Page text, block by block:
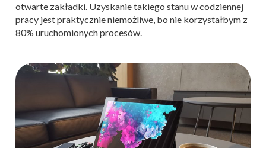
otwarte zakładki. Uzyskanie takiego stanu w codziennej
pracy jest praktycznie niemożliwe, bo nie korzystałbym z
80% uruchomionych procesów.